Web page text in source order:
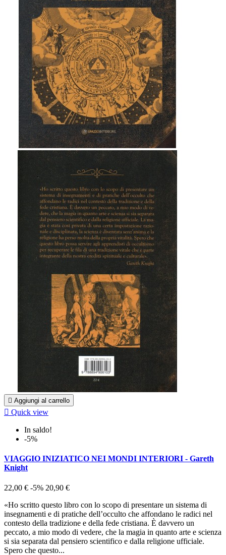
 Aggiungi al carrello
 Quick view
In saldo!
-5%
VIAGGIO INIZIATICO NEI MONDI INTERIORI - Gareth
Knight
22,00 € -5% 20,90 €
«Ho scritto questo libro con lo scopo di presentare un sistema di
insegnamenti e di pratiche dell’occulto che affondano le radici nel
contesto della tradizione e della fede cristiana. È davvero un
peccato, a mio modo di vedere, che la magia in quanto arte e scienza
si sia separata dal pensiero scientifico e dalla religione ufficiale.
Spero che questo...